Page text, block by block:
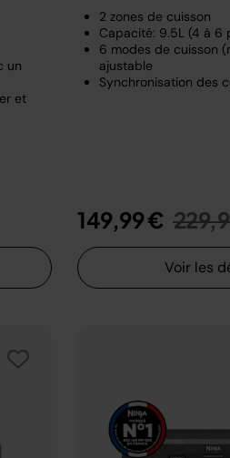
un
et
2 zones de cuisson
Capacité: 9.5L (4 à 6
6 modes de cuisson
ajustable
Synchronisation des
149,99 € Prix
Voir les